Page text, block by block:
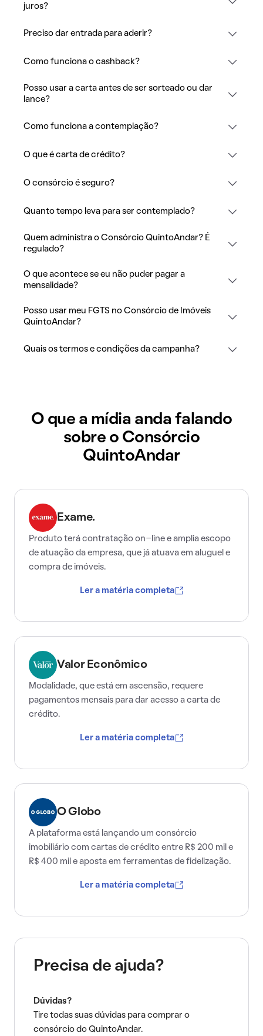
juros?
Preciso dar entrada para aderir?
Como funciona o cashback?
Posso usar a carta antes de ser sorteado ou dar
lance?
Como funciona a contemplação?
O que é carta de crédito?
O consórcio é seguro?
Quanto tempo leva para ser contemplado?
Quem administra o Consórcio QuintoAndar? É
regulado?
O que acontece se eu não puder pagar a
mensalidade?
Posso usar meu FGTS no Consórcio de Imóveis
QuintoAndar?
Quais os termos e condições da campanha?
O que a mídia anda falando
sobre o Consórcio
QuintoAndar
Exame.
Produto terá contratação on-line e amplia escopo
de atuação da empresa, que já atuava em aluguel e
compra de imóveis.
Ler a matéria completa
Valor Econômico
Modalidade, que está em ascensão, requere
pagamentos mensais para dar acesso a carta de
crédito.
Ler a matéria completa
O Globo
A plataforma está lançando um consórcio
imobiliário com cartas de crédito entre R$ 200 mil e
R$ 400 mil e aposta em ferramentas de fidelização.
Ler a matéria completa
Precisa de ajuda?
Dúvidas?
Tire todas suas dúvidas para comprar o
consórcio do QuintoAndar.